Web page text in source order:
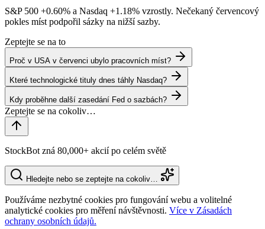
S&P 500 +0.60% a Nasdaq +1.18% vzrostly. Nečekaný červencový
pokles míst podpořil sázky na nižší sazby.
Zeptejte se na to
Proč v USA v červenci ubylo pracovních míst?
Které technologické tituly dnes táhly Nasdaq?
Kdy proběhne další zasedání Fed o sazbách?
StockBot zná 80,000+ akcií po celém světě
Hledejte nebo se zeptejte na cokoliv…
Používáme nezbytné cookies pro fungování webu a volitelné
analytické cookies pro měření návštěvnosti. Více v Zásadách
ochrany osobních údajů.